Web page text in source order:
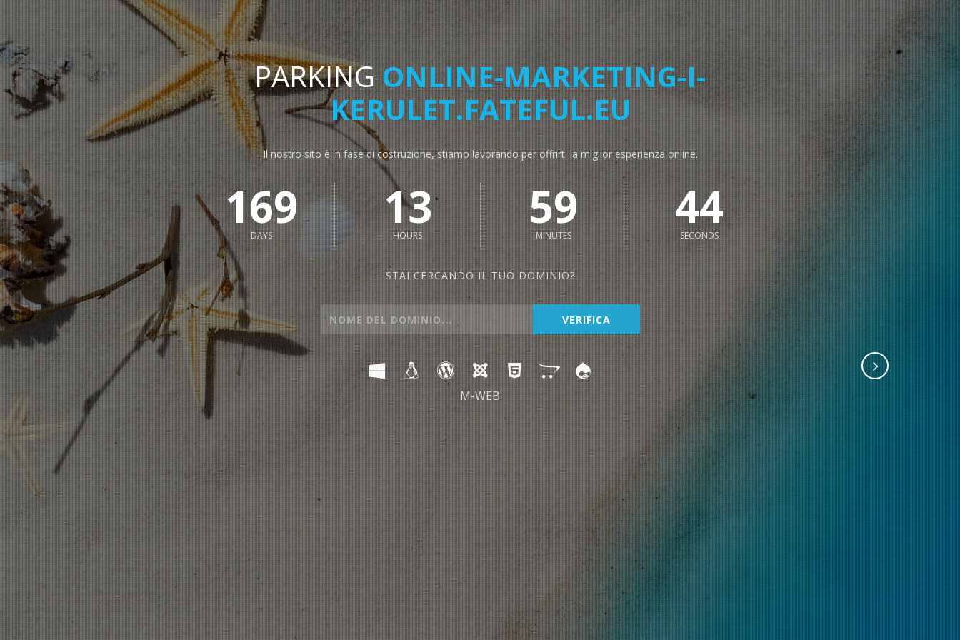
PARKINGONLINE-MARKETING-I-
KERULET.FATEFUL.EU
Il nostro sito è in fase di costruzione, stiamo lavorando per offrirti la miglior esperienza online.
169
DAYS 13
HOURS 59
MINUTES 43
SECONDS
STAI CERCANDO IL TUO DOMINIO?
M-WEB